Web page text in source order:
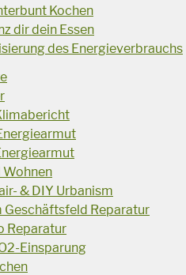
Kochen
dir dein Essen
des Energieverbrauchs
Wohnen
& DIY Urbanism
Geschäftsfeld Reparatur
Reparatur
Einsparung